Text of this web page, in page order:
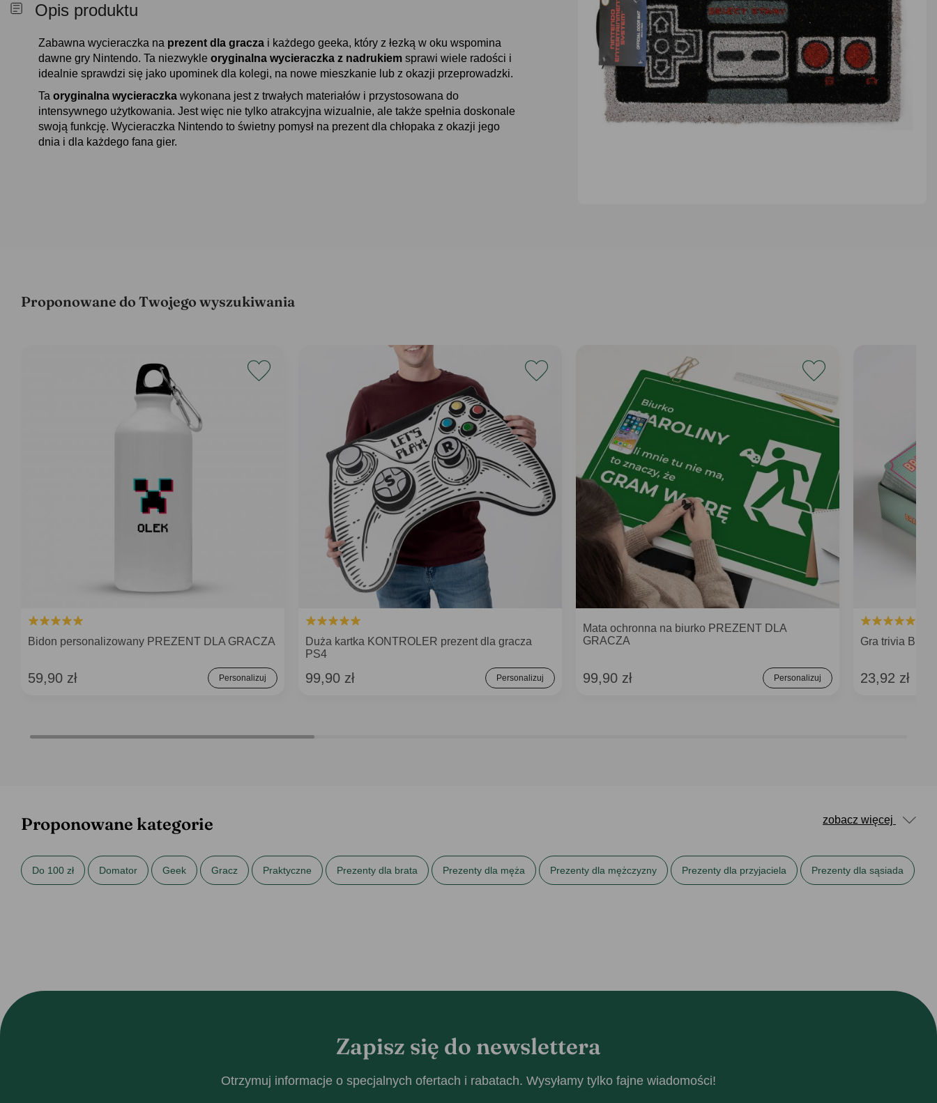
Opis produktu
Zabawna wycieraczka na prezent dla gracza i każdego geeka, który z łezką w oku wspomina
dawne gry Nintendo. Ta niezwykle oryginalna wycieraczka z nadrukiem sprawi wiele radości i
idealnie sprawdzi się jako upominek dla kolegi, na nowe mieszkanie lub z okazji przeprowadzki.
Ta oryginalna wycieraczka wykonana jest z trwałych materiałów i przystosowana do
intensywnego użytkowania. Jest więc nie tylko atrakcyjna wizualnie, ale także spełnia doskonale
swoją funkcję. Wycieraczka Nintendo to świetny pomysł na prezent dla chłopaka z okazji jego
dnia i dla każdego fana gier.
Proponowane do Twojego wyszukiwania
Bidon personalizowany PREZENT DLA GRACZA
59,90 zł Personalizuj
Duża kartka KONTROLER prezent dla gracza
PS4
99,90 zł Personalizuj
Mata ochronna na biurko PREZENT DLA
GRACZA
99,90 zł Personalizuj
Gra trivia
23,92 zł
zobacz więcej
Proponowane kategorie
Do 100 zł Domator Geek Gracz Praktyczne Prezenty dla brata Prezenty dla męża Prezenty dla mężczyzny Prezenty dla przyjaciela Prezenty dla sąsiada
Zapisz się do newslettera
Otrzymuj informacje o specjalnych ofertach i rabatach. Wysyłamy tylko fajne wiadomości!